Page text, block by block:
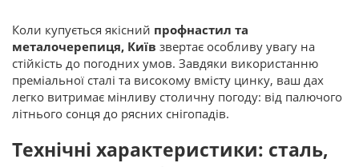
Коли купується якісний профнастил та
металочерепиця, Київ звертає особливу увагу на
стійкість до погодних умов. Завдяки використанню
преміальної сталі та високому вмісту цинку, ваш дах
легко витримає мінливу столичну погоду: від палючого
літнього сонця до рясних снігопадів.
Технічні характеристики: сталь,